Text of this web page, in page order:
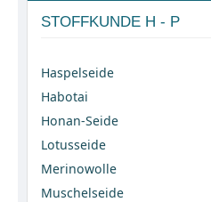
STOFFKUNDE H - P
Haspelseide
Habotai
Honan-Seide
Lotusseide
Merinowolle
Muschelseide